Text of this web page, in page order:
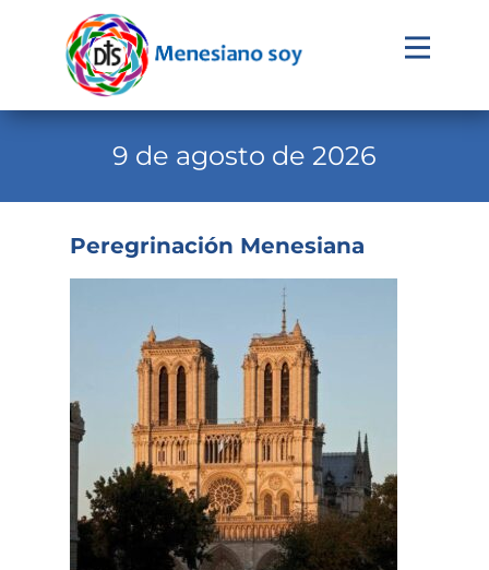
Evangelio
Institucional
Pastoral Vocacional
Recursos
Contacto
Buscar
9 de agosto de 2026
Peregrinación Menesiana